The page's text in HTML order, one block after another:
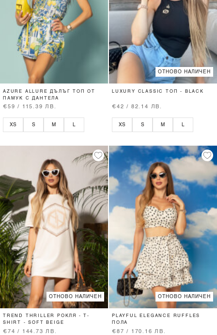
AZURE ALLURE ДЪЛЪГ ТОП ОТ
ПАМУК С ДАНТЕЛА
€59 / 115.39 ЛВ.
XS S M L
ОТНОВО НАЛИЧЕН
LUXURY CLASSIC ТОП - BLACK
€42 / 82.14 ЛВ.
XS S M L
ОТНОВО НАЛИЧЕН
TREND THRILLER РОКЛЯ - T-
SHIRT - SOFT BEIGE
€74 / 144.73 ЛВ.
ОТНОВО НАЛИЧЕН
PLAYFUL ELEGANCE RUFFLES
ПОЛА
€87 / 170.16 ЛВ.